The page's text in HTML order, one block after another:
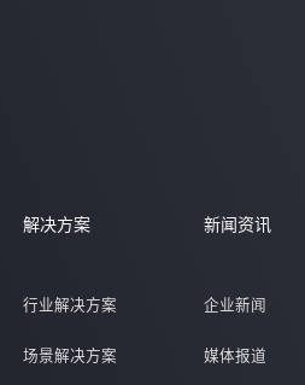
解决方案
行业解决方案
场景解决方案
新闻资讯
企业新闻
媒体报道